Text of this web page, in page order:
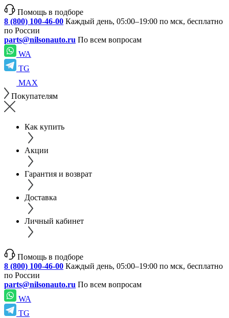
Помощь в подборе
8 (800) 100-46-00 Каждый день, 05:00–19:00 по мск, бесплатно
по России
parts@nilsonauto.ru По всем вопросам
WA
TG
MAX
Покупателям
Как купить
Акции
Гарантия и возврат
Доставка
Личный кабинет
Помощь в подборе
8 (800) 100-46-00 Каждый день, 05:00–19:00 по мск, бесплатно
по России
parts@nilsonauto.ru По всем вопросам
WA
TG